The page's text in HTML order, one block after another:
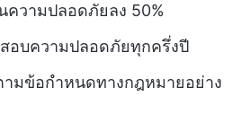
วามปลอดภัยลง 50%
อบความปลอดภัยทุกครึ่งปี
มข้อกำหนดทางกฎหมายอย่าง